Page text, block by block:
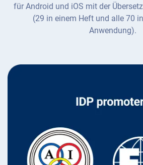
für Android und iOS mit der
(29 in einem Heft und alle 70
Anwendung).